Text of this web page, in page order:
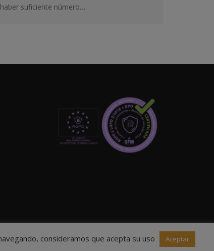
suficiente número…
consideramos que acepta su uso Aceptar